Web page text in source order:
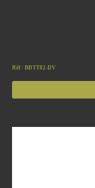
Réf : BDTT02-DV